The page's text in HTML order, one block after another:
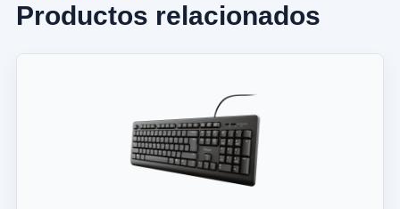
Productos relacionados